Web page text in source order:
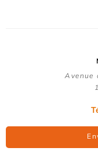
Avenue